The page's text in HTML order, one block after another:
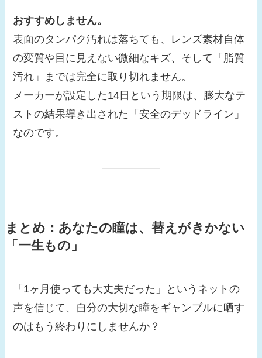
おすすめしません。
表面のタンパク汚れは落ちても、レンズ素材自体
の変質や目に見えない微細なキズ、そして「脂質
汚れ」までは完全に取り切れません。
メーカーが設定した14日という期限は、膨大なテ
ストの結果導き出された「安全のデッドライン」
なのです。
まとめ：あなたの瞳は、替えがきかない
「一生もの」
「1ヶ月使っても大丈夫だった」というネットの
声を信じて、自分の大切な瞳をギャンブルに晒す
のはもう終わりにしませんか？